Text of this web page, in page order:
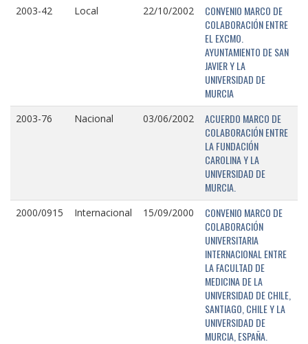
2003-42 Local 22/10/2002
CONVENIO MARCO DE
COLABORACIÓN ENTRE
EL EXCMO.
AYUNTAMIENTO DE SAN
JAVIER Y LA
UNIVERSIDAD DE
MURCIA
2003-76 Nacional 03/06/2002
ACUERDO MARCO DE
COLABORACIÓN ENTRE
LA FUNDACIÓN
CAROLINA Y LA
UNIVERSIDAD DE
MURCIA.
2000/0915 Internacional 15/09/2000
CONVENIO MARCO DE
COLABORACIÓN
UNIVERSITARIA
INTERNACIONAL ENTRE
LA FACULTAD DE
MEDICINA DE LA
UNIVERSIDAD DE CHILE,
SANTIAGO, CHILE Y LA
UNIVERSIDAD DE
MURCIA, ESPAÑA.